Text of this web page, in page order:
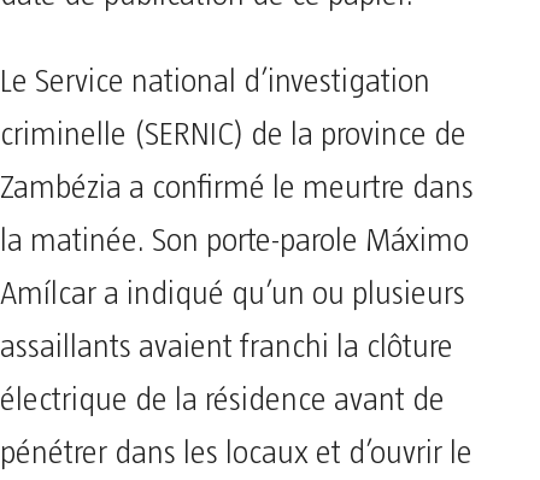
Le Service national d’investigation
criminelle (SERNIC) de la province de
Zambézia a confirmé le meurtre dans
la matinée. Son porte-parole Máximo
Amílcar a indiqué qu’un ou plusieurs
assaillants avaient franchi la clôture
électrique de la résidence avant de
pénétrer dans les locaux et d’ouvrir le